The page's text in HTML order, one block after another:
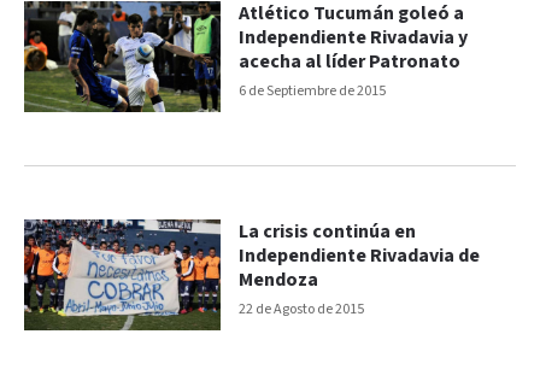
6 de Septiembre de 2015
Atlético Tucumán goleó a
Independiente Rivadavia y
acecha al líder Patronato
22 de Agosto de 2015
La crisis continúa en
Independiente Rivadavia de
Mendoza